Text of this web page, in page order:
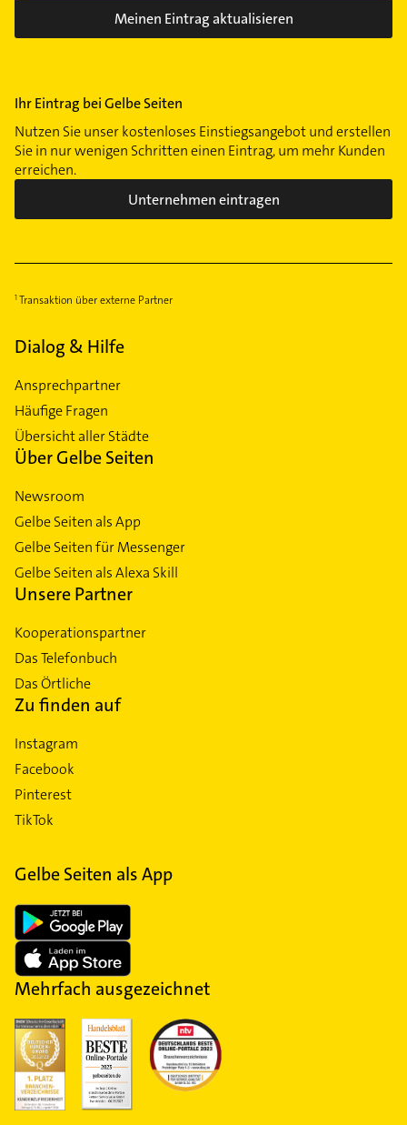
Meinen Eintrag aktualisieren
Ihr Eintrag bei Gelbe Seiten
Nutzen Sie unser kostenloses Einstiegsangebot und erstellen
Sie in nur wenigen Schritten einen Eintrag, um mehr Kunden
erreichen.
Unternehmen eintragen
Transaktion über externe Partner
Dialog & Hilfe
Ansprechpartner
Häufige Fragen
Übersicht aller Städte
Über Gelbe Seiten
Newsroom
Gelbe Seiten als App
Gelbe Seiten für Messenger
Gelbe Seiten als Alexa Skill
Unsere Partner
Kooperationspartner
Das Telefonbuch
Das Örtliche
Zu finden auf
Instagram
Facebook
Pinterest
TikTok
Gelbe Seiten als App
Mehrfach ausgezeichnet